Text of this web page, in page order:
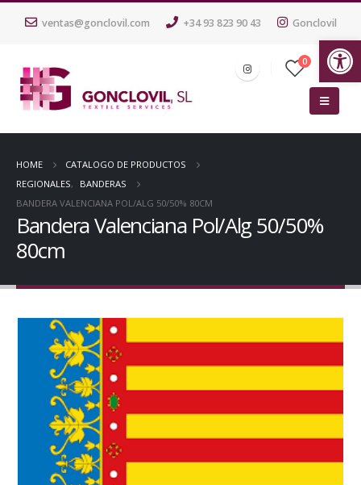
ventas@gonclovil.com +34 93 823 90 43 Gonclovil
0
HOME
CATALOGO DE PRODUCTOS
REGIONALES,
BANDERAS
BANDERA VALENCIANA POL/ALG 50/50% 80CM
Bandera Valenciana Pol/Alg 50/50%
80cm